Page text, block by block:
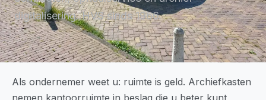
digitalisering. HVS sinds 1966.
Als ondernemer weet u: ruimte is geld. Archiefkasten
nemen kantoorruimte in beslag die u beter kunt